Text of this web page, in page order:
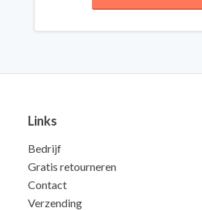
Links
Bedrijf
Gratis retourneren
Contact
Verzending